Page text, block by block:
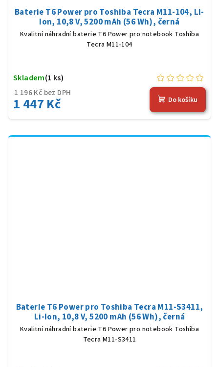
Baterie T6 Power pro Toshiba Tecra M11-104, Li-
Ion, 10,8 V, 5200 mAh (56 Wh), černá
Kvalitní náhradní baterie T6 Power pro notebook Toshiba
Tecra M11-104
1 196 Kč bez DPH
1 447 Kč
Skladem(1 ks)
Do košíku
Baterie T6 Power pro Toshiba Tecra M11-S3411,
Li-Ion, 10,8 V, 5200 mAh (56 Wh), černá
Kvalitní náhradní baterie T6 Power pro notebook Toshiba
Tecra M11-S3411